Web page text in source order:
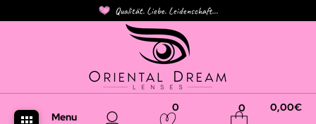
Qualität. Liebe. Leidenschaft...
Menu
0 0 0,00€